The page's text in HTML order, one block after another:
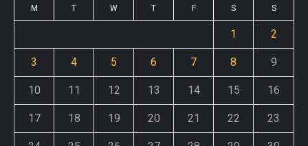
M T W T F S S
1 2
3 4 5 6 7 8 9
10 11 12 13 14 15 16
17 18 19 20 21 22 23